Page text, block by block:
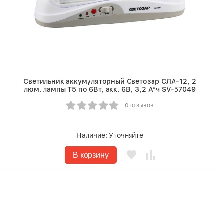
Светильник аккумуляторный Светозар СЛА-12, 2
люм. лампы Т5 по 6Вт, акк. 6В, 3,2 А*ч SV-57049
0 отзывов
Наличие: Уточняйте
В корзину